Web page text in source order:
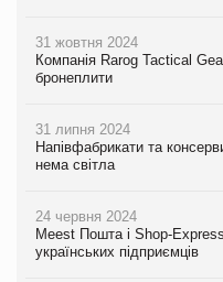
31 жовтня 2024
Компанія Rarog Tactical
бронеплити
31 липня 2024
Напівфабрикати та
нема світла
24 червня 2024
Meest Пошта і Shop-
українських підприємців